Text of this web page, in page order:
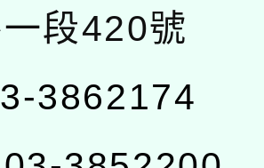
段420號
3862174